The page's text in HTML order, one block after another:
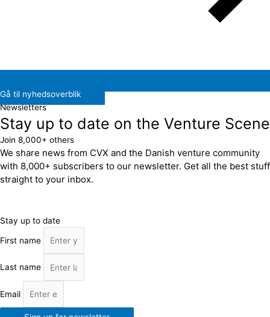
Gå til nyhedsoverblik
Newsletters
Stay up to date on the Venture Scene
Join 8,000+ others
We share news from CVX and the Danish venture community
with 8,000+ subscribers to our newsletter. Get all the best stuff
straight to your inbox.
Stay up to date
First name
Last name
Email